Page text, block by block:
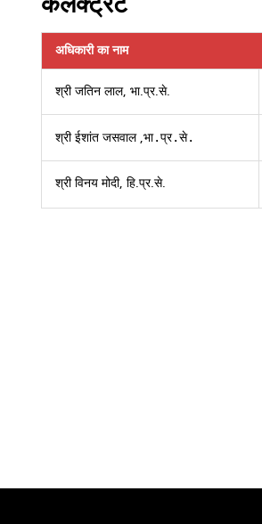
अधिकारी का नाम
श्री जतिन लाल, भा.प्र.से.
श्री ईशांत जसवाल ,भा.प्र.से.
श्री विनय मोदी, हि.प्र.से.